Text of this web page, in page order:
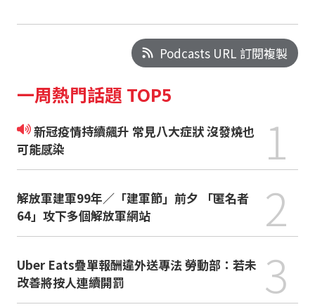
Podcasts URL 訂閱複製
一周熱門話題 TOP5
新冠疫情持續飆升 常見八大症狀 沒發燒也
可能感染
1
解放軍建軍99年／「建軍節」前夕 「匿名者
64」攻下多個解放軍網站
2
Uber Eats疊單報酬違外送專法 勞動部：若未
改善將按人連續開罰
3